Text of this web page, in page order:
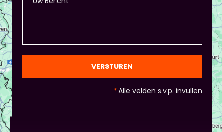
VERSTUREN
*Alle velden s.v.p. invullen